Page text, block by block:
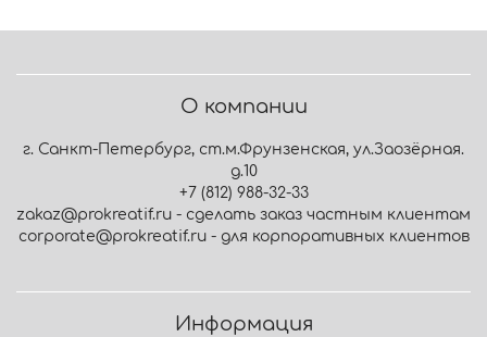
О компании
г. Санкт-Петербург, ст.м.Фрунзенская, ул.Заозёрная.
д.10
+7 (812) 988-32-33
zakaz@prokreatif.ru - сделать заказ частным клиентам
corporate@prokreatif.ru - для корпоративных клиентов
Информация